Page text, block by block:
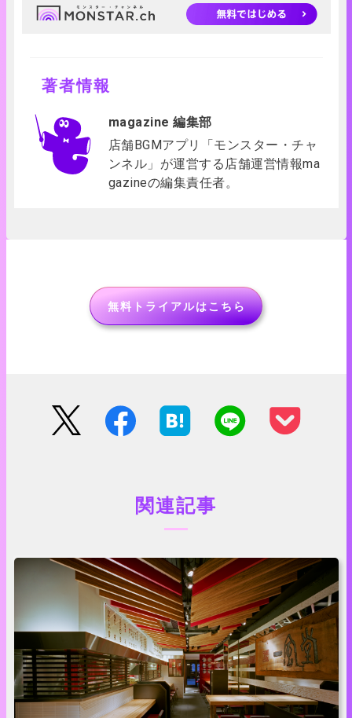
著者情報
magazine 編集部
店舗BGMアプリ「モンスター・チャ
ンネル」が運営する店舗運営情報ma
gazineの編集責任者。
無料トライアルはこちら
関連記事